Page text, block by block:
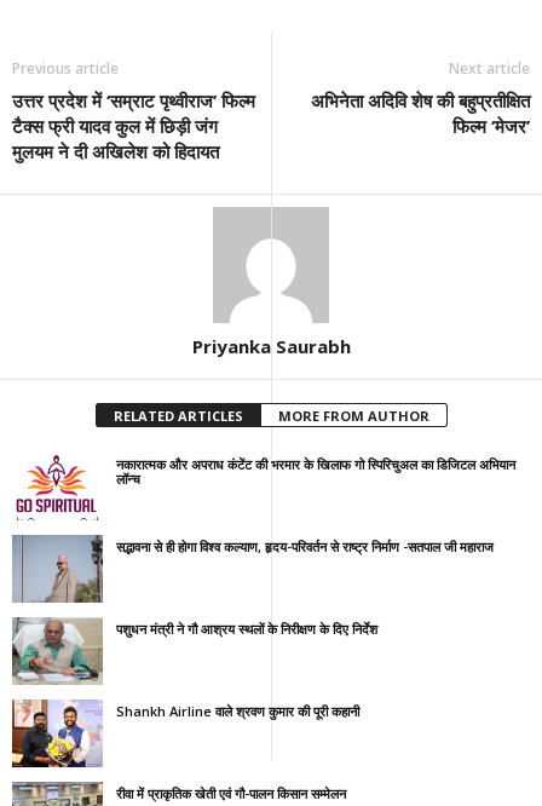
Previous article
उत्तर प्रदेश में ‘सम्राट पृथ्वीराज’ फिल्म
टैक्स फ्री यादव कुल में छिड़ी जंग
मुलयम ने दी अखिलेश को हिदायत
Next article
अभिनेता अदिवि शेष की बहुप्रतीक्षित
फिल्म ‘मेजर’
Priyanka Saurabh
RELATED ARTICLES MORE FROM AUTHOR
नकारात्मक और अपराध कंटेंट की भरमार के खिलाफ गो स्पिरिचुअल का डिजिटल अभियान
लॉन्च
सद्भावना से ही होगा विश्व कल्याण, हृदय-परिवर्तन से राष्ट्र निर्माण -सतपाल जी महाराज
पशुधन मंत्री ने गौ आश्रय स्थलों के निरीक्षण के दिए निर्देश
Shankh Airline वाले श्रवण कुमार की पूरी कहानी
रीवा में प्राकृतिक खेती एवं गौ-पालन किसान सम्मेलन